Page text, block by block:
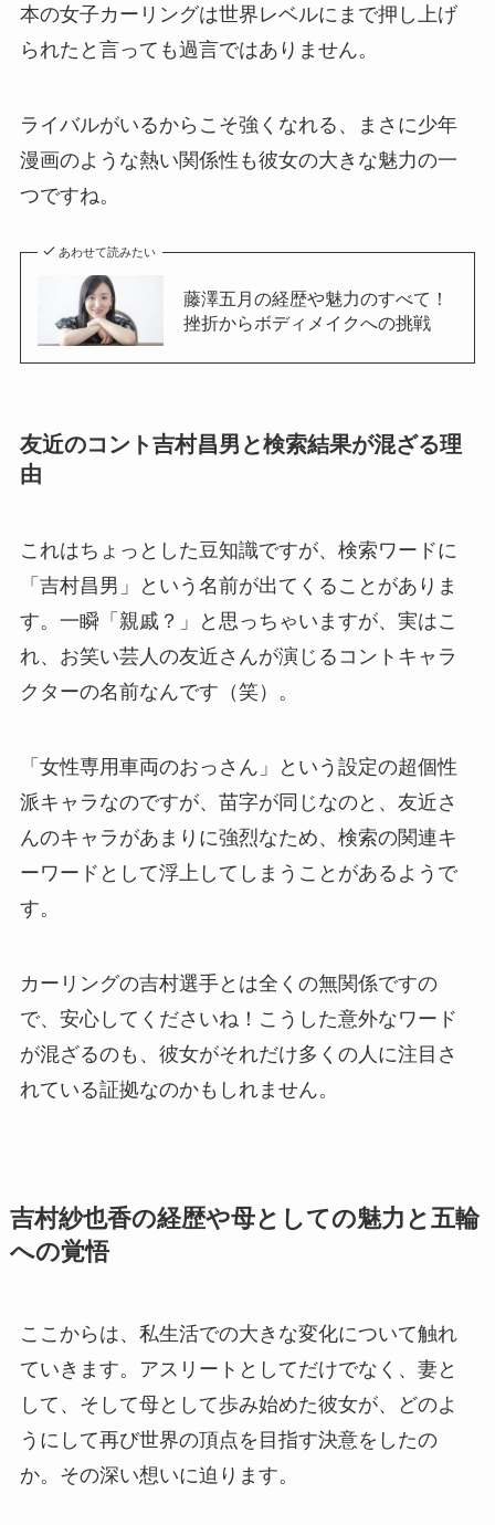
本の女子カーリングは世界レベルにまで押し上げ
られたと言っても過言ではありません。
ライバルがいるからこそ強くなれる、まさに少年
漫画のような熱い関係性も彼女の大きな魅力の一
つですね。
あわせて読みたい
藤澤五月の経歴や魅力のすべて！
挫折からボディメイクへの挑戦
友近のコント吉村昌男と検索結果が混ざる理
由
これはちょっとした豆知識ですが、検索ワードに
「吉村昌男」という名前が出てくることがありま
す。一瞬「親戚？」と思っちゃいますが、実はこ
れ、お笑い芸人の友近さんが演じるコントキャラ
クターの名前なんです（笑）。
「女性専用車両のおっさん」という設定の超個性
派キャラなのですが、苗字が同じなのと、友近さ
んのキャラがあまりに強烈なため、検索の関連キ
ーワードとして浮上してしまうことがあるようで
す。
カーリングの吉村選手とは全くの無関係ですの
で、安心してくださいね！こうした意外なワード
が混ざるのも、彼女がそれだけ多くの人に注目さ
れている証拠なのかもしれません。
吉村紗也香の経歴や母としての魅力と五輪
への覚悟
ここからは、私生活での大きな変化について触れ
ていきます。アスリートとしてだけでなく、妻と
して、そして母として歩み始めた彼女が、どのよ
うにして再び世界の頂点を目指す決意をしたの
か。その深い想いに迫ります。